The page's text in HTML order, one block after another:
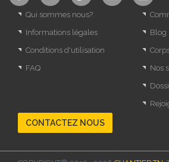
Qui sommes nous?
Informations légales
Conditions d'utilisation
FAQ
Blog
Nos
CONTACTEZ NOUS